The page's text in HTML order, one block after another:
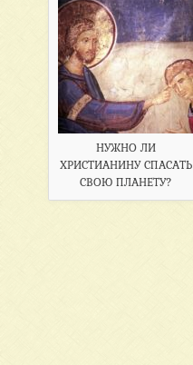
НУЖНО ЛИ
ХРИСТИАНИНУ СПАСАТЬ
СВОЮ ПЛАНЕТУ?